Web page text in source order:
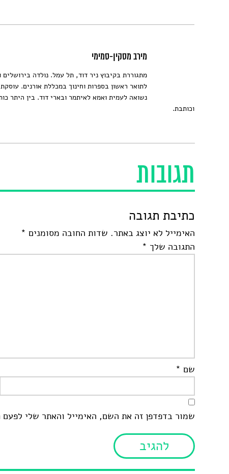
מירב מסקין-סמימי
מתגוררת בקיבוץ ניר דוד, תל עמל. נולדה בירושלים
לתואר ראשון בספרות וחינוך במכללת אורנים.
נשואה לעמית ואמא לאיתמר ובארי דוד. בין היתר
וכותבת.
תגובות
כתיבת תגובה
האימייל לא יוצג באתר. שדות החובה מסומנים *
התגובה שלך *
שם *
שמור בדפדפן זה את השם, האימייל והאתר שלי